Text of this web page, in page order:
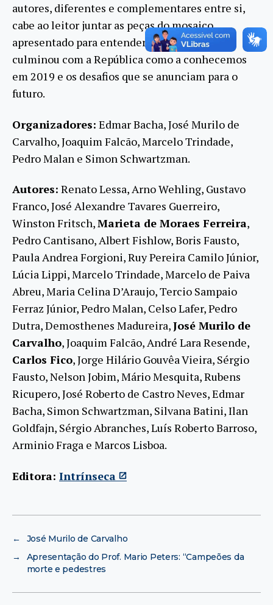
autores, diferentes e complementares entre si,
cabe ao leitor juntar as peças do mosaico
apresentado para entender o processo que
culminou com a República como a conhecemos
em 2019 e os desafios que se anunciam para o
futuro.
Organizadores: Edmar Bacha, José Murilo de
Carvalho, Joaquim Falcão, Marcelo Trindade,
Pedro Malan e Simon Schwartzman.
Autores: Renato Lessa, Arno Wehling, Gustavo
Franco, José Alexandre Tavares Guerreiro,
Winston Fritsch,Marieta de Moraes Ferreira,
Pedro Cantisano, Albert Fishlow, Boris Fausto,
Paula Andrea Forgioni, Ruy Pereira Camilo Júnior,
Lúcia Lippi, Marcelo Trindade, Marcelo de Paiva
Abreu, Maria Celina D’Araujo, Tercio Sampaio
Ferraz Júnior, Pedro Malan, Celso Lafer, Pedro
Dutra, Demosthenes Madureira,José Murilo de
Carvalho, Joaquim Falcão, André Lara Resende,
Carlos Fico, Jorge Hilário Gouvêa Vieira, Sérgio
Fausto, Nelson Jobim, Mário Mesquita, Rubens
Ricupero, José Roberto de Castro Neves, Edmar
Bacha, Simon Schwartzman, Silvana Batini, Ilan
Goldfajn, Sérgio Abranches, Luís Roberto Barroso,
Arminio Fraga e Marcos Lisboa.
Editora: Intrínseca
←
José Murilo de Carvalho
→
Apresentação do Prof. Mario Peters: “Campeões da
morte e pedestres